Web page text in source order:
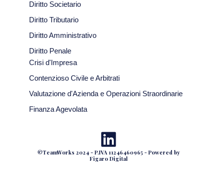
Diritto Societario
Diritto Tributario
Diritto Amministrativo
Diritto Penale
Crisi d'Impresa
Contenzioso Civile e Arbitrati
Valutazione d'Azienda e Operazioni Straordinarie
Finanza Agevolata
©TeamWorks 2024 - P.IVA 11246460965 - Powered by
Figaro Digital